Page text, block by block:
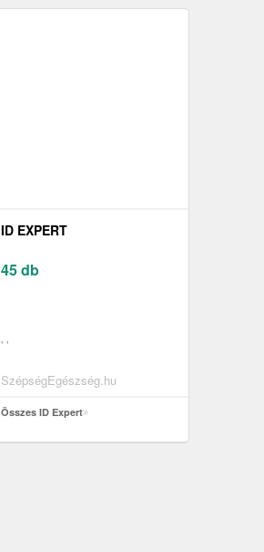
ID EXPERT
45 db
' '
SzépségEgészség.hu
Összes ID Expert